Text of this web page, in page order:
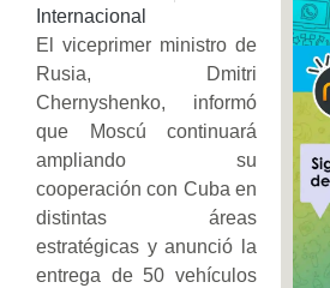
Internacional
El viceprimer ministro de
Rusia, Dmitri
Chernyshenko, informó
que Moscú continuará
ampliando su
cooperación con Cuba en
distintas áreas
estratégicas y anunció la
entrega de 50 vehículos